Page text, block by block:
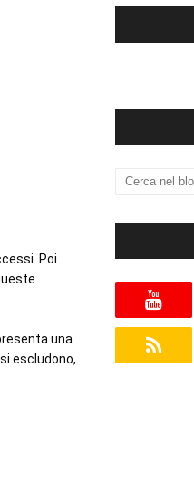
Poi
una
escludono,